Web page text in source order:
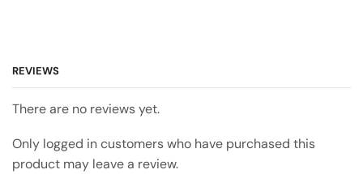
REVIEWS
There are no reviews yet.
Only logged in customers who have purchased this
product may leave a review.